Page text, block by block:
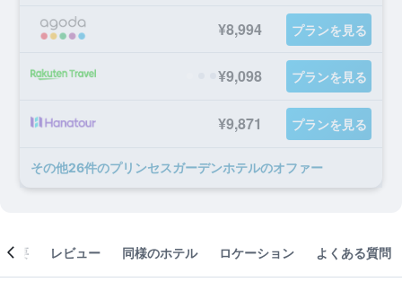
¥8,994 プランを見る
¥9,098 プランを見る
¥9,871 プランを見る
​その他26​件のプリンセスガーデンホテルのオファー
概要 レビュー 同様のホテル ロケーション よくある質問